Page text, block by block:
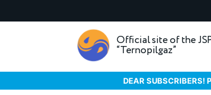
Official site of the
“Ternopilgaz”
DEAR SUBSCRIBERS!